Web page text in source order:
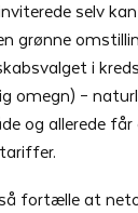
selv
grønne
i kreds
omegn) –
og allerede
fortælle at